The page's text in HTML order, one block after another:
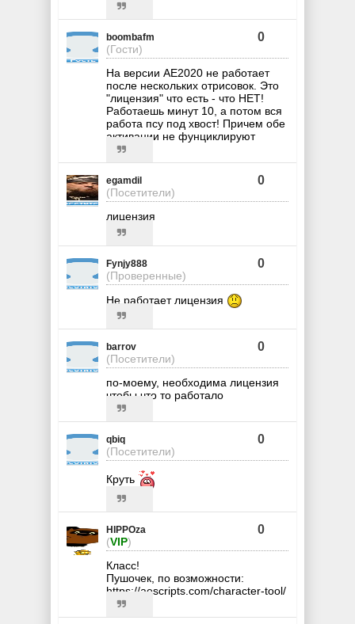
boombafm
(Гости)
0
На версии AE2020 не работает
после нескольких отрисовок. Это
"лицензия" что есть - что НЕТ!
Работаешь минут 10, а потом вся
работа псу под хвост! Причем обе
активации не фунциклируют
egamdil
(Посетители)
0
лицензия
Fynjy888
(Проверенные)
0
Не работает лицензия
barrov
(Посетители)
0
по-моему, необходима лицензия
чтобы что то работало
qbiq
(Посетители)
0
Круть
HIPPOza
(VIP)
0
Класс!
Пушочек, по возможности:
https://aescripts.com/character-tool/